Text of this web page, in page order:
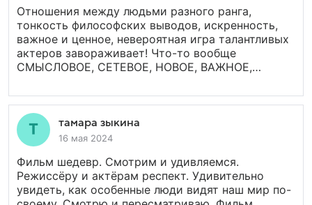
Отношения между людьми разного ранга,
тонкость философских выводов, искренность,
важное и ценное, невероятная игра талантливых
актеров завораживает! Что-то вообще
СМЫСЛОВОЕ, СЕТЕВОЕ, НОВОЕ, ВАЖНОЕ,
очень талантливо, очень потрясающе жизненно!
тамара зыкина
16 мая 2024
Фильм шедевр. Смотрим и удивляемся.
Режиссёру и актёрам респект. Удивительно
увидеть, как особенные люди видят наш мир по-